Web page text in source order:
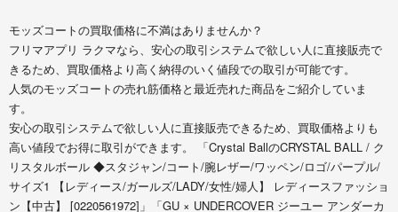
モッズコートの買取価格に不満はありませんか？
フリマアプリ ラクマなら、安心の取引システムで欲しい人に直接販売で
きるため、買取価格より高く納得のいく値段での取引が可能です。
人気のモッズコートの売れ筋価格と最近売れた商品をご紹介していま
す。
安心の取引システムで欲しい人に直接販売できるため、買取価格よりも
高い値段でお得に取引ができます。 「Crystal BallのCRYSTAL BALL / ク
リスタルボール ◆スタジャン/コート/腕レザー/ワッペン/ロゴ/パープル/
サイズ1 【レディース/ガールズ/LADY/女性/婦人】 レディースファッショ
ン【中古】 [0220561972]」「GU × UNDERCOVER ジーユー アンダーカ